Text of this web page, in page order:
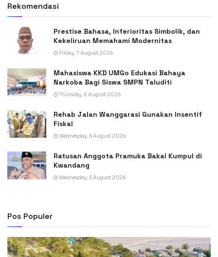
Rekomendasi
Prestise Bahasa, Inferioritas Simbolik, dan
Kekeliruan Memahami Modernitas
Friday, 7 August 2026
Mahasiswa KKD UMGo Edukasi Bahaya
Narkoba Bagi Siswa SMPN Taluditi
Thursday, 6 August 2026
Rehab Jalan Wanggarasi Gunakan Insentif
Fiskal
Wednesday, 5 August 2026
Ratusan Anggota Pramuka Bakal Kumpul di
Kwandang
Wednesday, 5 August 2026
Pos Populer